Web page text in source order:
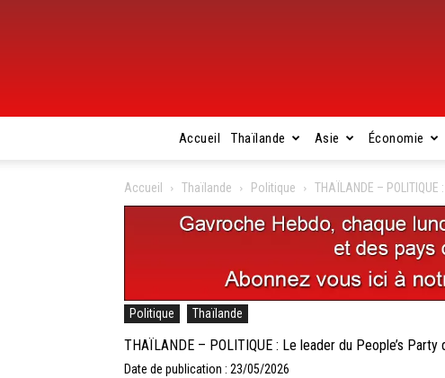
Accueil Thaïlande Asie Économie
Accueil Thaïlande Politique THAÏLANDE –
Politique Thaïlande
THAÏLANDE – POLITIQUE : Le leader du People’s
Date de publication : 23/05/2026